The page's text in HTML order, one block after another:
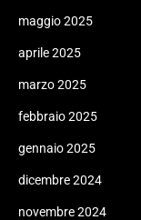
maggio 2025
aprile 2025
marzo 2025
febbraio 2025
gennaio 2025
dicembre 2024
novembre 2024